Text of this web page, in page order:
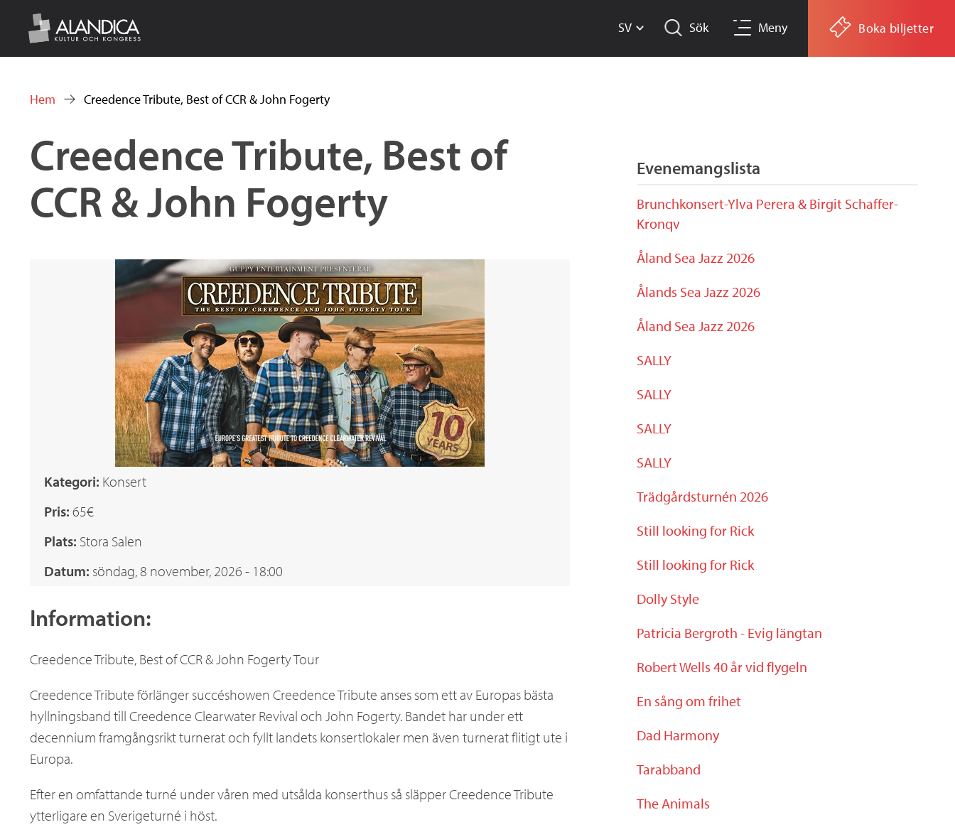
w
w
w
.
c
a
.
a
x
Boka biljetter
Meny
Sök
SV
är
här
Hem Creedence Tribute, Best of CCR & John Fogerty
Creedence Tribute, Best of
CCR & John Fogerty
Kategori: Konsert
Pris: 65€
Plats: Stora Salen
Datum: söndag, 8 november, 2026 - 18:00
Information:
Creedence Tribute, Best of CCR & John Fogerty Tour
Creedence Tribute förlänger succéshowen Creedence Tribute anses som ett av Europas bästa
hyllningsband till Creedence Clearwater Revival och John Fogerty. Bandet har under ett
decennium framgångsrikt turnerat och fyllt landets konsertlokaler men även turnerat flitigt ute i
Europa.
Efter en omfattande turné under våren med utsålda konserthus så släpper Creedence Tribute
ytterligare en Sverigeturné i höst.
Evenemangslista
Brunchkonsert-Ylva Perera & Birgit Schaffer-
Kronqv
Åland Sea Jazz 2026
Ålands Sea Jazz 2026
Åland Sea Jazz 2026
SALLY
SALLY
SALLY
SALLY
Trädgårdsturnén 2026
Still looking for Rick
Still looking for Rick
Dolly Style
Patricia Bergroth - Evig längtan
Robert Wells 40 år vid flygeln
En sång om frihet
Dad Harmony
Tarabband
The Animals